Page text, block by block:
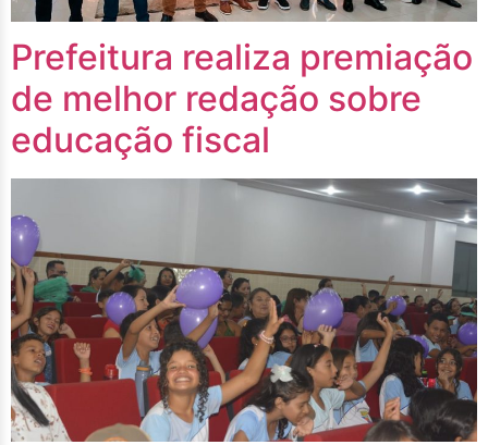
Prefeitura realiza premiação
de melhor redação sobre
educação fiscal